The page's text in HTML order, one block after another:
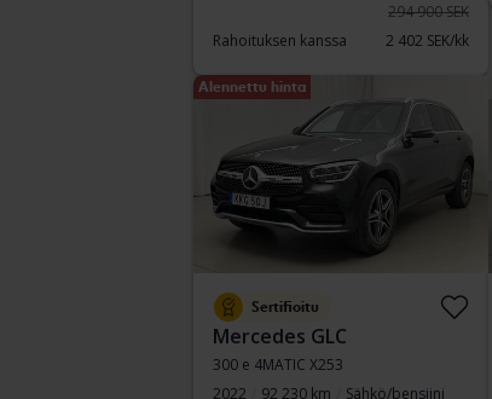
294 900 SEK
Rahoituksen kanssa
2 402 SEK/kk
Alennettu hinta
Sertifioitu
Mercedes GLC
300 e 4MATIC X253
2022
92 230 km Sähkö/bensiini